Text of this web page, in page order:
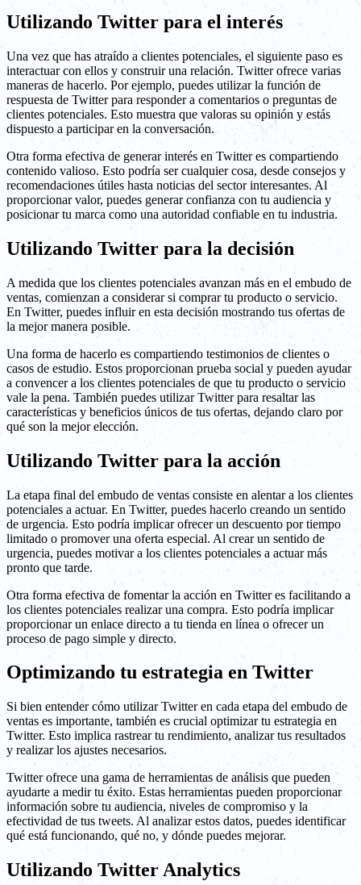
Utilizando Twitter para el interés
Una vez que has atraído a clientes potenciales, el siguiente paso es
interactuar con ellos y construir una relación. Twitter ofrece varias
maneras de hacerlo. Por ejemplo, puedes utilizar la función de
respuesta de Twitter para responder a comentarios o preguntas de
clientes potenciales. Esto muestra que valoras su opinión y estás
dispuesto a participar en la conversación.
Otra forma efectiva de generar interés en Twitter es compartiendo
contenido valioso. Esto podría ser cualquier cosa, desde consejos y
recomendaciones útiles hasta noticias del sector interesantes. Al
proporcionar valor, puedes generar confianza con tu audiencia y
posicionar tu marca como una autoridad confiable en tu industria.
Utilizando Twitter para la decisión
A medida que los clientes potenciales avanzan más en el embudo de
ventas, comienzan a considerar si comprar tu producto o servicio.
En Twitter, puedes influir en esta decisión mostrando tus ofertas de
la mejor manera posible.
Una forma de hacerlo es compartiendo testimonios de clientes o
casos de estudio. Estos proporcionan prueba social y pueden ayudar
a convencer a los clientes potenciales de que tu producto o servicio
vale la pena. También puedes utilizar Twitter para resaltar las
características y beneficios únicos de tus ofertas, dejando claro por
qué son la mejor elección.
Utilizando Twitter para la acción
La etapa final del embudo de ventas consiste en alentar a los clientes
potenciales a actuar. En Twitter, puedes hacerlo creando un sentido
de urgencia. Esto podría implicar ofrecer un descuento por tiempo
limitado o promover una oferta especial. Al crear un sentido de
urgencia, puedes motivar a los clientes potenciales a actuar más
pronto que tarde.
Otra forma efectiva de fomentar la acción en Twitter es facilitando a
los clientes potenciales realizar una compra. Esto podría implicar
proporcionar un enlace directo a tu tienda en línea o ofrecer un
proceso de pago simple y directo.
Optimizando tu estrategia en Twitter
Si bien entender cómo utilizar Twitter en cada etapa del embudo de
ventas es importante, también es crucial optimizar tu estrategia en
Twitter. Esto implica rastrear tu rendimiento, analizar tus resultados
y realizar los ajustes necesarios.
Twitter ofrece una gama de herramientas de análisis que pueden
ayudarte a medir tu éxito. Estas herramientas pueden proporcionar
información sobre tu audiencia, niveles de compromiso y la
efectividad de tus tweets. Al analizar estos datos, puedes identificar
qué está funcionando, qué no, y dónde puedes mejorar.
Utilizando Twitter Analytics